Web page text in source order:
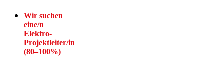
Wir suchen
eine/n
Elektro-
Projektleiter/in
(80–100%)